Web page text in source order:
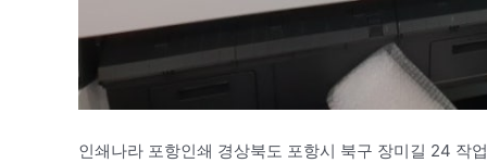
인쇄나라 포항인쇄 경상북도 포항시 북구 장미길 24 작